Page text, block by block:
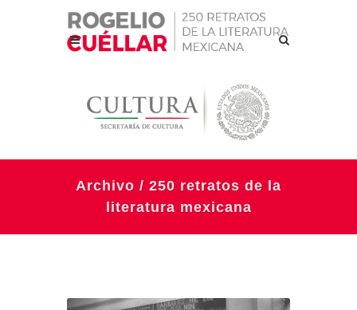
Archivo / 250 retratos de la
literatura mexicana